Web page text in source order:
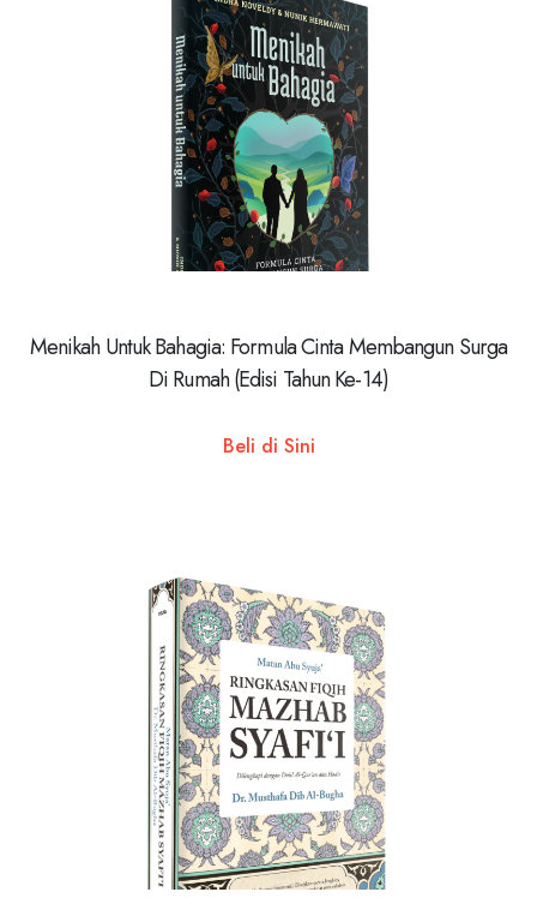
Menikah Untuk Bahagia: Formula Cinta Membangun Surga
Di Rumah (Edisi Tahun Ke-14)
Beli di Sini